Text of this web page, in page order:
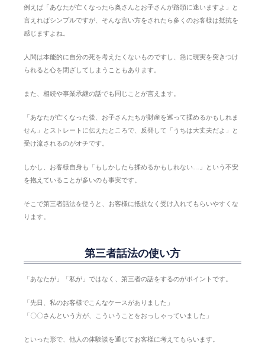
例えば「あなたが亡くなったら奥さんとお子さんが路頭に迷いますよ」と
言えればシンプルですが、そんな言い方をされたら多くのお客様は抵抗を
感じますよね。
人間は本能的に自分の死を考えたくないものですし、急に現実を突きつけ
られると心を閉ざしてしまうこともあります。
また、相続や事業承継の話でも同じことが言えます。
「あなたが亡くなった後、お子さんたちが財産を巡って揉めるかもしれま
せん」とストレートに伝えたところで、反発して「うちは大丈夫だよ」と
受け流されるのがオチです。
しかし、お客様自身も「もしかしたら揉めるかもしれない…」という不安
を抱えていることが多いのも事実です。
そこで第三者話法を使うと、お客様に抵抗なく受け入れてもらいやすくな
ります。
第三者話法の使い方
「あなたが」「私が」ではなく、第三者の話をするのがポイントです。
「先日、私のお客様でこんなケースがありました」
「〇〇さんという方が、こういうことをおっしゃっていました」
といった形で、他人の体験談を通じてお客様に考えてもらいます。